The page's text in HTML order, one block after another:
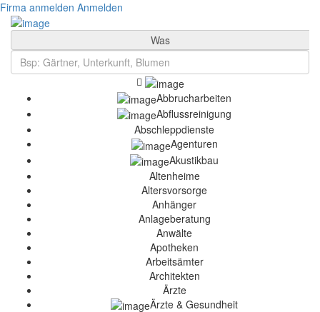
Firma anmelden Anmelden
Was
Abbrucharbeiten
Abflussreinigung
Abschleppdienste
Agenturen
Akustikbau
Altenheime
Altersvorsorge
Anhänger
Anlageberatung
Anwälte
Apotheken
Arbeitsämter
Architekten
Ärzte
Ärzte & Gesundheit